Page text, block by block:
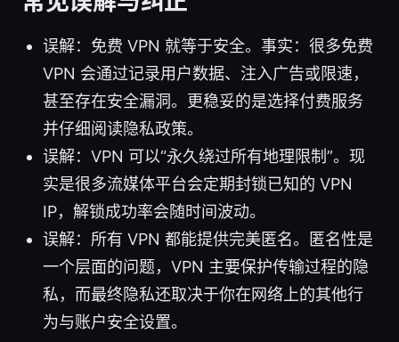
误解：免费 VPN 就等于安全。事实：很多免费
VPN 会通过记录用户数据、注入广告或限速，
甚至存在安全漏洞。更稳妥的是选择付费服务
并仔细阅读隐私政策。
误解：VPN 可以“永久绕过所有地理限制”。现
实是很多流媒体平台会定期封锁已知的 VPN
IP，解锁成功率会随时间波动。
误解：所有 VPN 都能提供完美匿名。匿名性是
一个层面的问题，VPN 主要保护传输过程的隐
私，而最终隐私还取决于你在网络上的其他行
为与账户安全设置。